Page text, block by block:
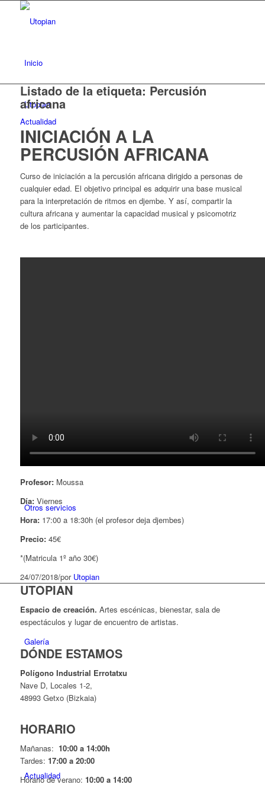
Inicio
Utopian
Otros servicios
Galería
Actualidad
Listado de la etiqueta: Percusión
africana
Actualidad
INICIACIÓN A LA
PERCUSIÓN AFRICANA
Curso de iniciación a la percusión africana dirigido a personas de
cualquier edad. El objetivo principal es adquirir una base musical
para la interpretación de ritmos en djembe. Y así, compartir la
cultura africana y aumentar la capacidad musical y psicomotriz
de los participantes.
Profesor:Moussa
Día:Viernes
Hora:17:00 a 18:30h (el profesor deja djembes)
Precio:45€
*(Matricula 1º año 30€)
24/07/2018/por Utopian
UTOPIAN
Espacio de creación. Artes escénicas, bienestar, sala de
espectáculos y lugar de encuentro de artistas.
DÓNDE ESTAMOS
Polígono Industrial Errotatxu
Nave D, Locales 1-2,
48993 Getxo (Bizkaia)
HORARIO
Mañanas: 10:00 a 14:00h
Tardes: 17:00 a 20:00
Horario de verano: 10:00 a 14:00